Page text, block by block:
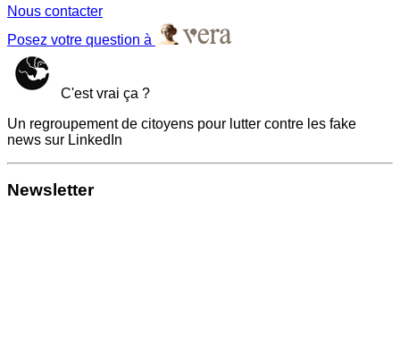
Nous contacter
Posez votre question à
C'est vrai ça ?
Un regroupement de citoyens pour lutter contre les fake
news sur LinkedIn
Newsletter